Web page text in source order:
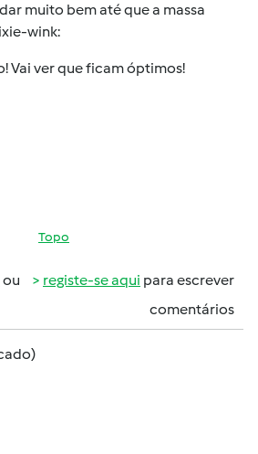
muito bem até que a massa
wink:
Vai ver que ficam óptimos!
Topo
ou registe-se aqui para escrever
comentários